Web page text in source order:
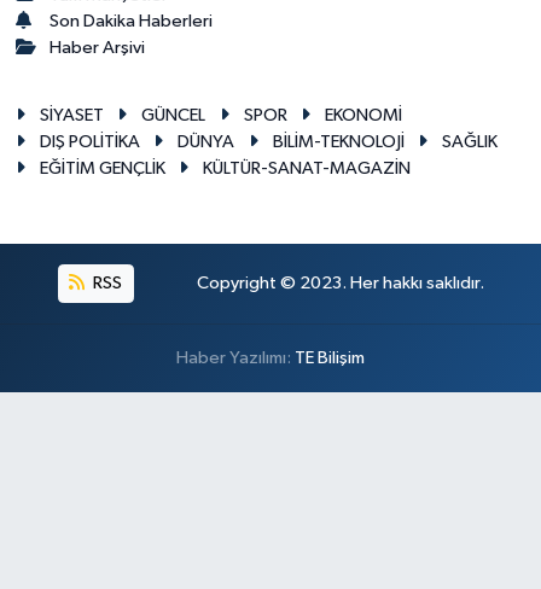
Son Dakika Haberleri
Haber Arşivi
SİYASET GÜNCEL SPOR
EKONOMİ
DIŞ POLİTİKA
DÜNYA BİLİM-TEKNOLOJİ
SAĞLIK
EĞİTİM GENÇLİK
KÜLTÜR-SANAT-MAGAZİN
RSS Copyright © 2023. Her hakkı saklıdır.
Haber Yazılımı: TE Bilişim